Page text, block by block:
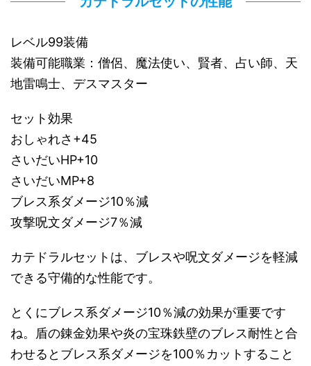
レベル99装備
装備可能職業：僧侶、魔法使い、賢者、占い師、天
地雷鳴士、デスマスター
セット効果
おしゃれさ+45
さいだいHP+10
さいだいMP+8
ブレス系ダメージ10％減
攻撃呪文ダメージ7％減
カテドラルセットは、ブレスや呪文ダメージを軽減
できる守備的な性能です。
とくにブレス系ダメージ10％減の効果が重要です
ね。盾の錬金効果や炎の宝珠鉄壁のブレス耐性と合
わせるとブレス系ダメージを100％カットすること